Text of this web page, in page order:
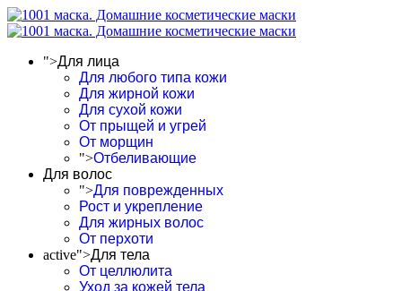
">Для лица
Для любого типа кожи
Для жирной кожи
Для сухой кожи
От прыщей и угрей
От морщин
">Отбеливающие
Для волос
">Для поврежденных
Рост и укрепление
Для жирных волос
От перхоти
active">Для тела
От целлюлита
Уход за кожей тела